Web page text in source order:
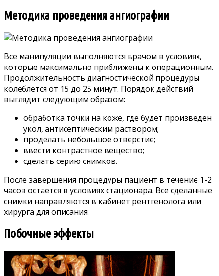
Методика проведения ангиографии
Все манипуляции выполняются врачом в условиях,
которые максимально приближены к операционным.
Продолжительность диагностической процедуры
колеблется от 15 до 25 минут. Порядок действий
выглядит следующим образом:
обработка точки на коже, где будет произведен
укол, антисептическим раствором;
проделать небольшое отверстие;
ввести контрастное вещество;
сделать серию снимков.
После завершения процедуры пациент в течение 1-2
часов остается в условиях стационара. Все сделанные
снимки направляются в кабинет рентгенолога или
хирурга для описания.
Побочные эффекты